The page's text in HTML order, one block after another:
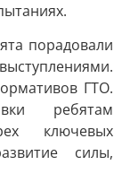
порадовали
ГТО.
ребятам
ключевых
силы,